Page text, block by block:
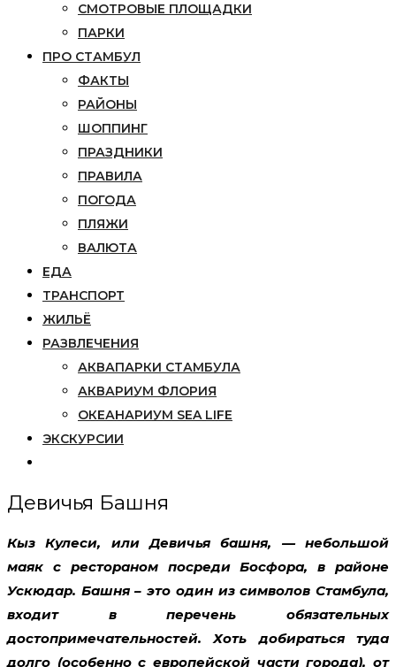
СМОТРОВЫЕ ПЛОЩАДКИ
ПАРКИ
ПРО СТАМБУЛ
ФАКТЫ
РАЙОНЫ
ШОППИНГ
ПРАЗДНИКИ
ПРАВИЛА
ПОГОДА
ПЛЯЖИ
ВАЛЮТА
ЕДА
ТРАНСПОРТ
ЖИЛЬЁ
РАЗВЛЕЧЕНИЯ
АКВАПАРКИ СТАМБУЛА
АКВАРИУМ ФЛОРИЯ
ОКЕАНАРИУМ SEA LIFE
ЭКСКУРСИИ
Девичья Башня
Кыз Кулеси, илиДевичья башня, — небольшой
маяк с рестораном посреди Босфора, в районе
Ускюдар. Башня – это один из символов Стамбула,
входит в перечень обязательных
достопримечательностей. Хоть добираться туда
долго (особенно с европейской части города), от